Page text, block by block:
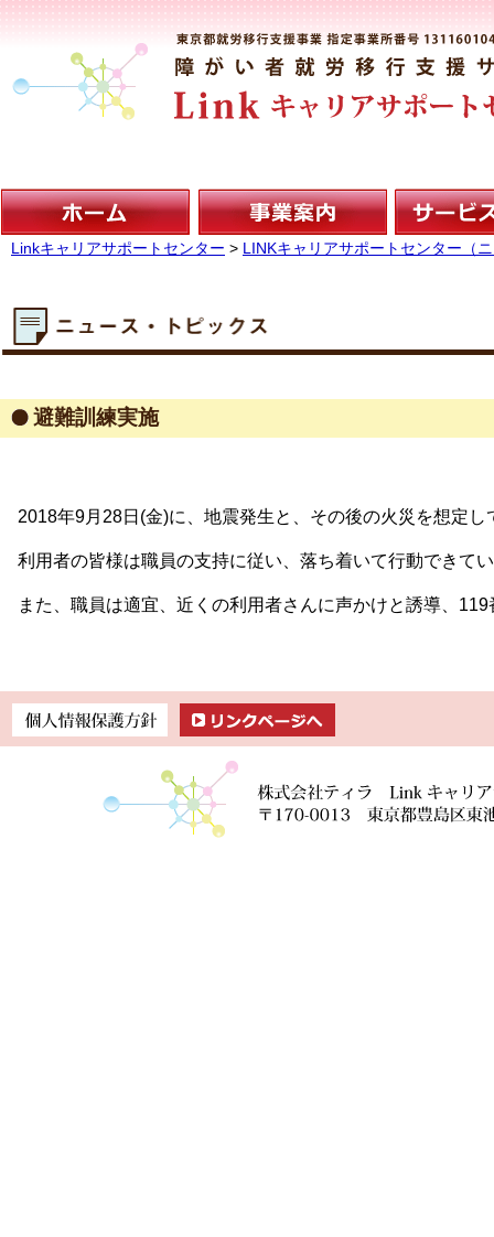
Linkキャリアサポートセンター > LINKキャリアサポートセンター（
避難訓練実施
2018年9月28日(金)に、地震発生と、その後の火災を想定
利用者の皆様は職員の支持に従い、落ち着いて行動できて
また、職員は適宜、近くの利用者さんに声かけと誘導、